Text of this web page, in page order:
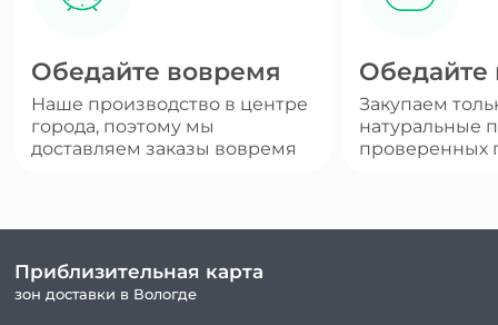
Обедайте вовремя
Наше производство в центре
города, поэтому мы
доставляем заказы вовремя
Обедайте
Закупаем
натуральные
проверенных
Приблизительная карта
зон доставки в Вологде